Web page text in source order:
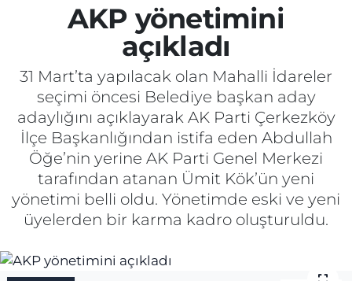
AKP yönetimini
açıkladı
31 Mart’ta yapılacak olan Mahalli İdareler
seçimi öncesi Belediye başkan aday
adaylığını açıklayarak AK Parti Çerkezköy
İlçe Başkanlığından istifa eden Abdullah
Öğe’nin yerine AK Parti Genel Merkezi
tarafından atanan Ümit Kök’ün yeni
yönetimi belli oldu. Yönetimde eski ve yeni
üyelerden bir karma kadro oluşturuldu.
Kültür&Sanat
Manşet
SAĞLIK
Spor
Gizlilik Sözleşmesi
İletişim
Künye
Süper Lig Puan Durumu ve Fikstür
Tüm Manşetler
Son Dakika Haberleri
Haber Arşivi